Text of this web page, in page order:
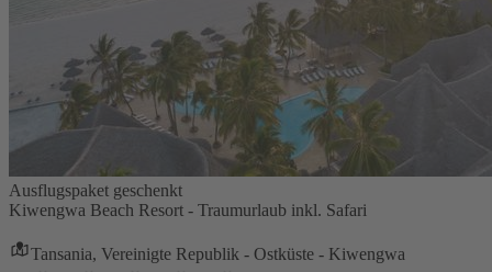
Ausflugspaket geschenkt
Kiwengwa Beach Resort - Traumurlaub inkl. Safari
Tansania, Vereinigte Republik - Ostküste - Kiwengwa